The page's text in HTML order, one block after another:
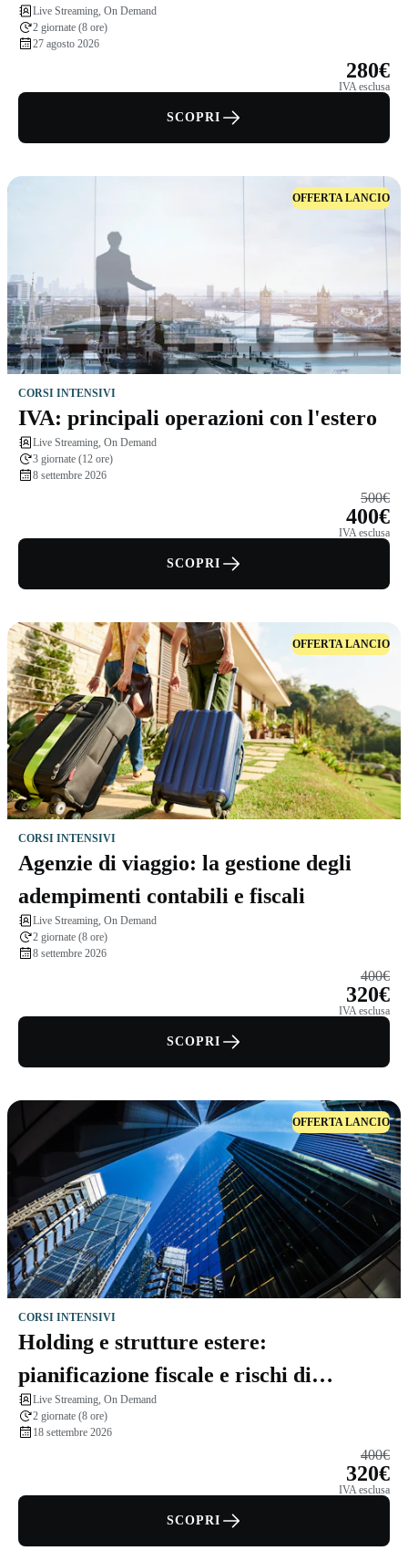
Live Streaming, On Demand
2 giornate (8 ore)
27 agosto 2026
280€
IVA esclusa
SCOPRI
OFFERTA LANCIO
CORSI INTENSIVI
IVA: principali operazioni con l'estero
Live Streaming, On Demand
3 giornate (12 ore)
8 settembre 2026
500€
400€
IVA esclusa
SCOPRI
OFFERTA LANCIO
CORSI INTENSIVI
Agenzie di viaggio: la gestione degli
adempimenti contabili e fiscali
Live Streaming, On Demand
2 giornate (8 ore)
8 settembre 2026
400€
320€
IVA esclusa
SCOPRI
OFFERTA LANCIO
CORSI INTENSIVI
Holding e strutture estere:
pianificazione fiscale e rischi di
esterovestizione
Live Streaming, On Demand
2 giornate (8 ore)
18 settembre 2026
400€
320€
IVA esclusa
SCOPRI